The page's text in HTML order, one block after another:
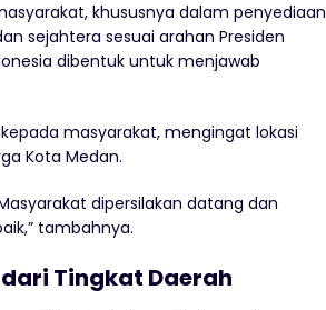
khususnya dalam penyediaan
sejahtera sesuai arahan Presiden
dibentuk untuk menjawab
masyarakat, mengingat lokasi
Kota Medan.
dipersilakan datang dan
tambahnya.
Tingkat Daerah